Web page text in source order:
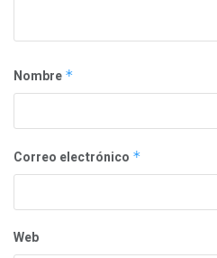
Nombre *
Correo electrónico *
Web